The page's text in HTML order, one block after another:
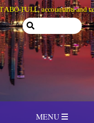
MENU
ABO-FULL, accountants and